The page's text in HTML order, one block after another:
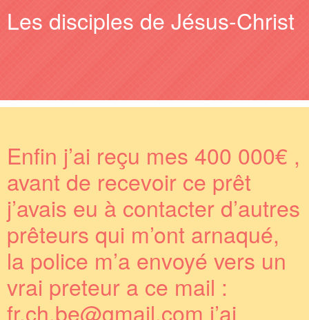
Les disciples de Jésus-Christ
Enfin j’ai reçu mes 400 000€ ,
avant de recevoir ce prêt
j’avais eu à contacter d’autres
prêteurs qui m’ont arnaqué,
la police m’a envoyé vers un
vrai preteur a ce mail :
fr.ch.be@gmail.com j’ai